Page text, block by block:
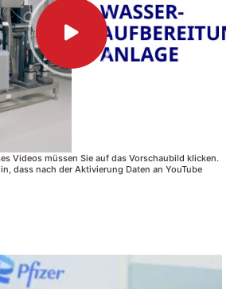
Videos müssen Sie auf das Vorschaubild klicken.
dass nach der Aktivierung Daten an YouTube